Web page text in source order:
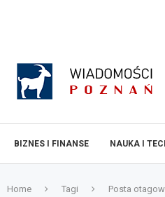
BIZNES I FINANSE NAUKA I
Home Tagi Posta